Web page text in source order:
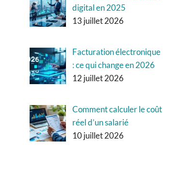
digital en 2025
13 juillet 2026
Facturation électronique
: ce qui change en 2026
12 juillet 2026
Comment calculer le coût
réel d’un salarié
10 juillet 2026